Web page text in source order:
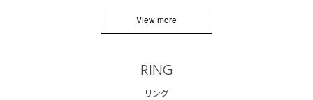
View more
RING
リング